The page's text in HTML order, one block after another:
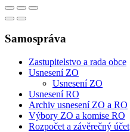
Samospráva
Zastupitelstvo a rada obce
Usnesení ZO
Usnesení ZO
Usnesení RO
Archiv usnesení ZO a RO
Výbory ZO a komise RO
Rozpočet a závěrečný účet